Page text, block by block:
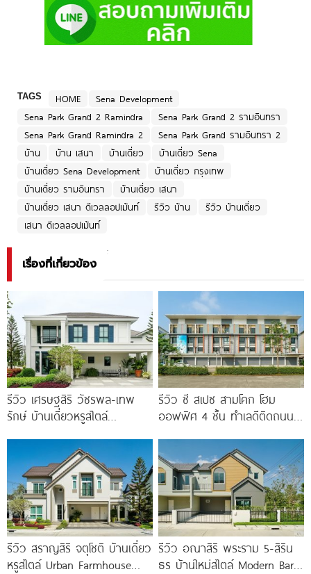
TAGS HOME
Sena Development
Sena Park Grand 2 Ramindra
Sena Park Grand 2 รามอินทรา
Sena Park Grand Ramindra 2
Sena Park Grand รามอินทรา 2
บ้าน
บ้าน เสนา บ้านเดี่ยว
บ้านเดี่ยว Sena
บ้านเดี่ยว Sena Development
บ้านเดี่ยว กรุงเทพ
บ้านเดี่ยว รามอินทรา
บ้านเดี่ยว เสนา
บ้านเดี่ยว เสนา ดีเวลลอปเม้นท์
รีวิว บ้าน
รีวิว บ้านเดี่ยว
เสนา ดีเวลลอปเม้นท์
เรื่องที่เกี่ยวข้อง
รีวิว เศรษฐสิริ วัชรพล-เทพ
รักษ์ บ้านเดี่ยวหรูสไตล์
ทะเลสาบ ทำเลใกล้รถไฟฟ้า และ
ทางด่วน 3 สาย
รีวิว ซี สเปซ สามโคก โฮม
ออฟฟิศ 4 ชั้น ทำเลดีติดถนน
รีวิว สราญสิริ จตุโชติ บ้านเดี่ยว
หรูสไตล์ Urban Farmhouse​
รีวิว อณาสิริ พระราม 5-สิริน
ธร บ้านใหม่สไตล์ Modern Barn